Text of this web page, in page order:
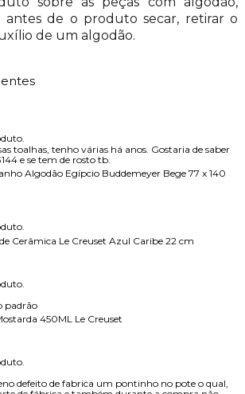
antes de o produto secar, retirar o
de um algodão.
toalhas, tenho várias há anos. Gostaria de saber
e se tem de rosto tb.
Algodão Egípcio Buddemeyer Bege 77 x 140
Cerâmica Le Creuset Azul Caribe 22 cm
padrão
450ML Le Creuset
defeito de fabrica um pontinho no pote o qual,